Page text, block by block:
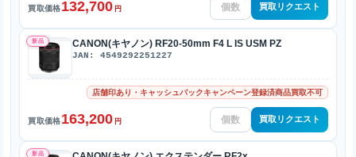
買取価格132,700 円 買取リクエスト
新品 CANON(キヤノン) RF20-50mm F4 L IS USM PZ
JAN: 4549292251227
店舗印あり・キャッシュバックキャンペーン登録済商品買取不可
買取価格163,200 円 買取リクエスト
新品